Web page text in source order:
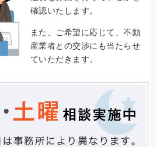
確認いたします。
また、ご希望に応じて、不動
産業者との交渉にも当たらせ
ていただきます。